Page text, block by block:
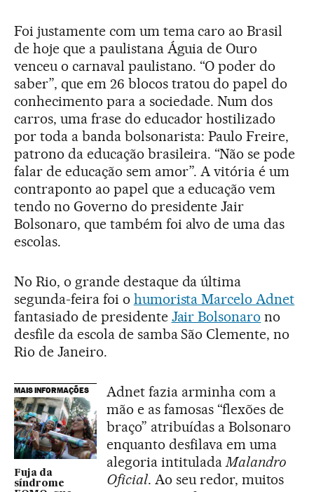
Foi justamente com um tema caro ao Brasil
de hoje que a paulistana Águia de Ouro
venceu o carnaval paulistano. “O poder do
saber”, que em 26 blocos tratou do papel do
conhecimento para a sociedade. Num dos
carros, uma frase do educador hostilizado
por toda a banda bolsonarista: Paulo Freire,
patrono da educação brasileira. “Não se pode
falar de educação sem amor”. A vitória é um
contraponto ao papel que a educação vem
tendo no Governo do presidente Jair
Bolsonaro, que também foi alvo de uma das
escolas.
No Rio, o grande destaque da última
segunda-feira foi o humorista Marcelo Adnet
fantasiado de presidente Jair Bolsonaro no
desfile da escola de samba São Clemente, no
Rio de Janeiro.
MAIS INFORMAÇÕES
Fuja da
síndrome
Adnet fazia arminha com a
mão e as famosas “flexões de
braço” atribuídas a Bolsonaro
enquanto desfilava em uma
alegoria intituladaMalandro
Oficial. Ao seu redor, muitos